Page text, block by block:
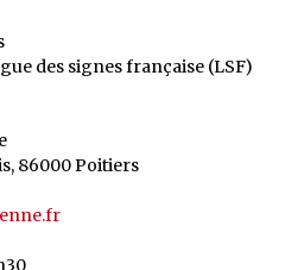
des signes française (LSF)
86000 Poitiers